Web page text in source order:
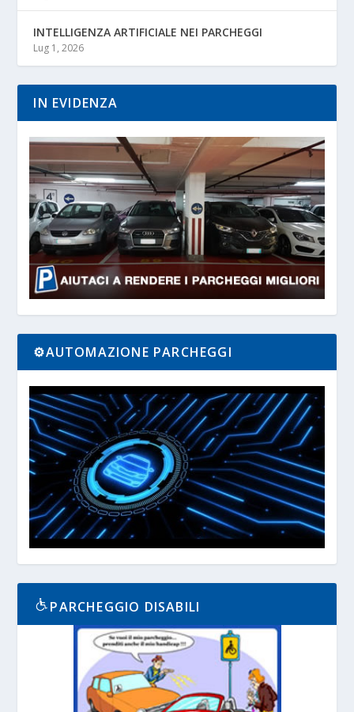
INTELLIGENZA ARTIFICIALE NEI PARCHEGGI
Lug 1, 2026
IN EVIDENZA
⚙️AUTOMAZIONE PARCHEGGI
PARCHEGGIO DISABILI